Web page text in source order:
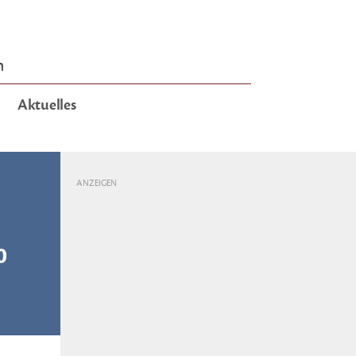
Aktuelles
ANZEIGEN